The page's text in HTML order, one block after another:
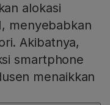
alokasi
menyebabkan
Akibatnya,
smartphone
menaikkan